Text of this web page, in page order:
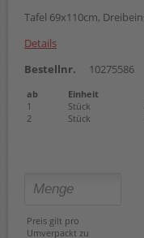
Tafel 69x110cm,
Details
Bestellnr.
10275586
ab Einheit
1
Stück
2
Stück
Preis gilt pro
Umverpackt zu